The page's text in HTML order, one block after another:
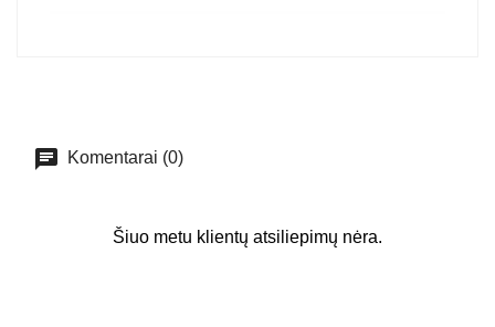
Komentarai (0)
Šiuo metu klientų atsiliepimų nėra.